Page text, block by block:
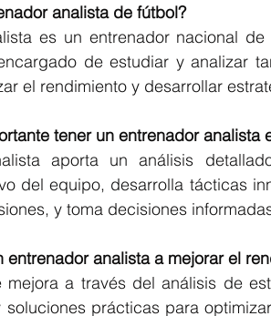
analista de fútbol?
es un entrenador nacional
de estudiar y analizar
el rendimiento y desarrollar
tener un entrenador analista
aporta un análisis
del equipo, desarrolla tácticas
y toma decisiones
entrenador analista a mejorar el
mejora a través del análisis de
soluciones prácticas para